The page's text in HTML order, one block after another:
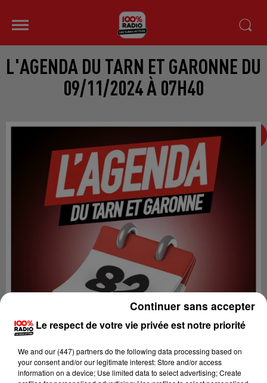
L'AGENDA DU TARN ET GARONNE DU
09/11/2024 À 07H40
Le respect de votre vie privée est notre priorité
We and our (447) partnersdo the following data processing based on
your consent and/or our legitimate interest: Store and/or access
information on a device; Use limited data to select advertising; Create
Continuer sans accepter